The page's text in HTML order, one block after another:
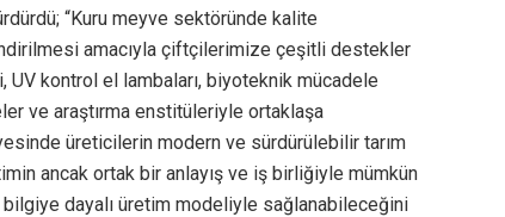
“Kuru meyve sektöründe kalite
amacıyla çiftçilerimize çeşitli destekler
kontrol el lambaları, biyoteknik mücadele
ve araştırma enstitüleriyle ortaklaşa
üreticilerin modern ve sürdürülebilir tarım
ancak ortak bir anlayış ve iş birliğiyle mümkün
bilgiye dayalı üretim modeliyle sağlanabileceğini